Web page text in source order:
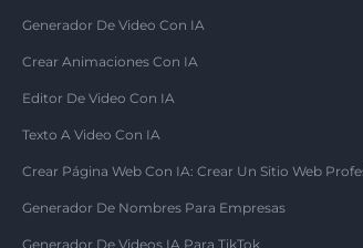
Generador De Video Con IA
Crear Animaciones Con IA
Editor De Video Con IA
Texto A Video Con IA
Crear Página Web Con IA: Crear Un Sitio Web
Generador De Nombres Para Empresas
Generador De Videos IA Para TikTok